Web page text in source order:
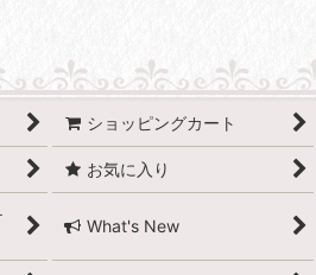
ショッピングカート
お気に入り
What's New